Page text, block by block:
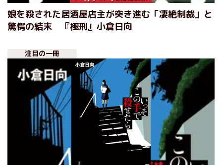
娘を殺された居酒屋店主が突き進む「凄絶制裁」と
驚愕の結末 『極刑』小倉日向
注目の一冊